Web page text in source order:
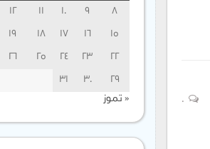
8
9
10
11
12
15
16
17
18
19
22
23
24
25
26
29
30
31
« تموز